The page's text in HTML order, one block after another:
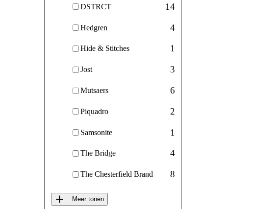
DSTRCT 14
Hedgren 4
Hide & Stitches 1
Jost 3
Mutsaers 6
Piquadro 2
Samsonite 1
The Bridge 4
The Chesterfield Brand 8
Meer tonen